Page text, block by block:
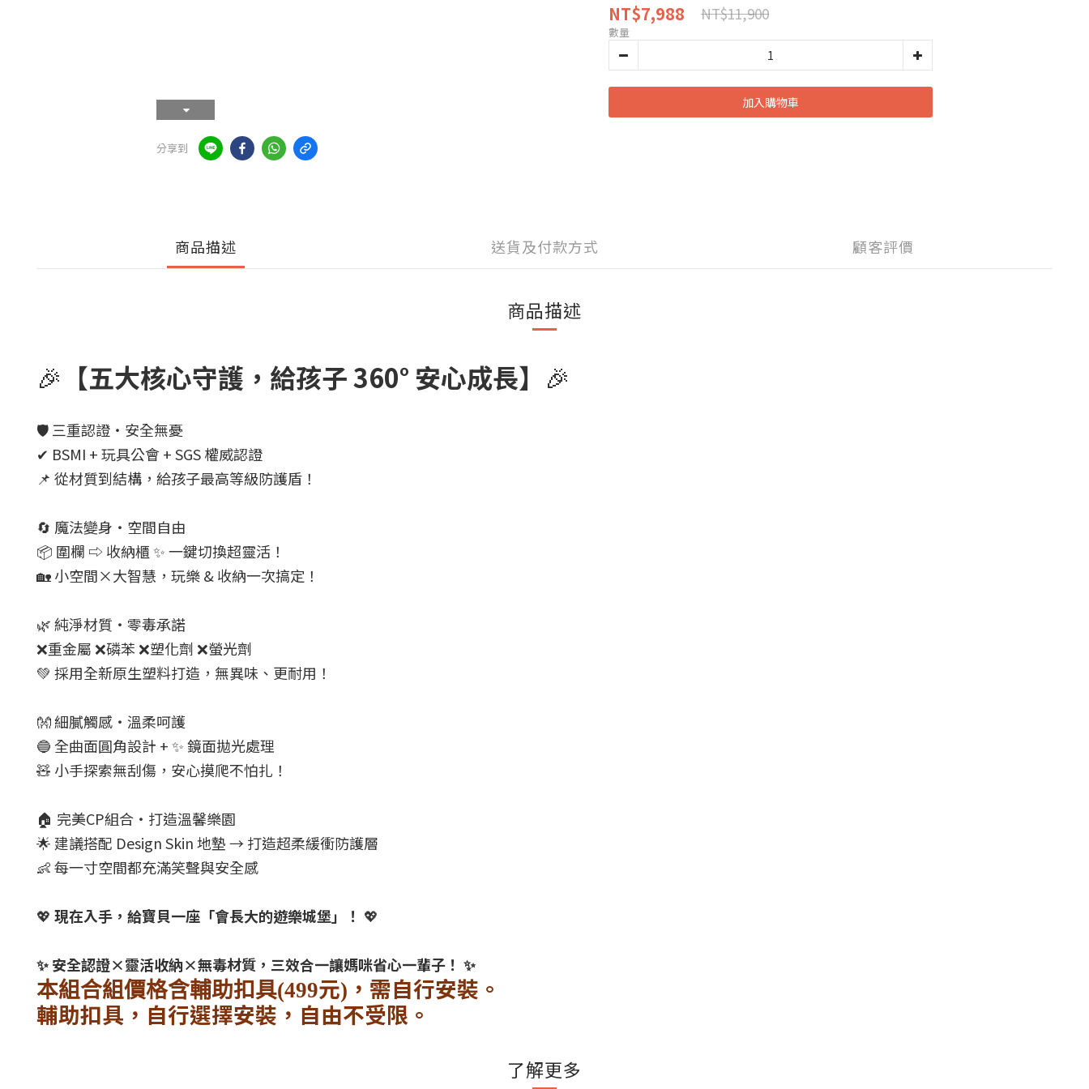
分享到
NT$7,988 NT$11,900
數量
加入購物車
商品描述 送貨及付款方式 顧客評價
商品描述
🎉 【五大核心守護，給孩子 360° 安心成長】 🎉
🛡️ 三重認證・安全無憂
✔ BSMI + 玩具公會 + SGS 權威認證
📌 從材質到結構，給孩子最高等級防護盾！
🔄 魔法變身・空間自由
📦 圍欄 ⇨ 收納櫃 ✨ 一鍵切換超靈活！
🏡 小空間×大智慧，玩樂 & 收納一次搞定！
🌿 純淨材質・零毒承諾
❌重金屬 ❌磷苯 ❌塑化劑 ❌螢光劑
💚 採用全新原生塑料打造，無異味、更耐用！
👐 細膩觸感・溫柔呵護
🔵 全曲面圓角設計 + ✨ 鏡面拋光處理
🧸 小手探索無刮傷，安心摸爬不怕扎！
🏠 完美CP組合・打造溫馨樂園
🌟 建議搭配 Design Skin 地墊 → 打造超柔緩衝防護層
👶 每一寸空間都充滿笑聲與安全感
💖 現在入手，給寶貝一座「會長大的遊樂城堡」！ 💖
✨ 安全認證×靈活收納×無毒材質，三效合一讓媽咪省心一輩子！ ✨
本組合組價格含輔助扣具(499元) ，需自行安裝。
輔助扣具，自行選擇安裝，自由不受限。
了解更多